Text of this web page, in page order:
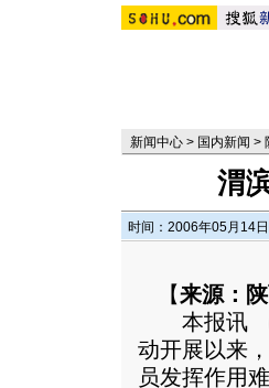
新闻中心 > 国内新闻 >
渭
时间：2006年05月14
【来源：
本报讯 （
动开展以来
员发挥作用